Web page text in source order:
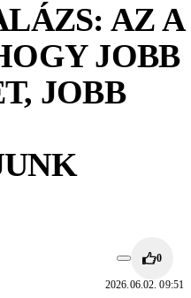
AZ A
JOBB
JOBB
0
2026.06.02. 09:51